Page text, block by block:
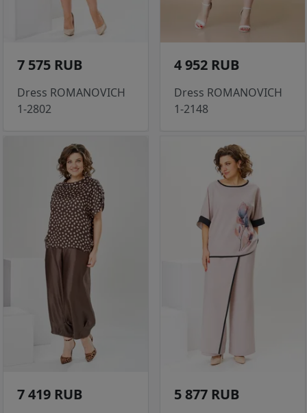
7 575 RUB
Dress ROMANOVICH
1-2802
4 952 RUB
Dress ROMANOVICH
1-2148
7 419 RUB 5 877 RUB